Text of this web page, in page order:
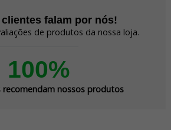
falam por nós!
de produtos da nossa loja.
100%
recomendam nossos produtos